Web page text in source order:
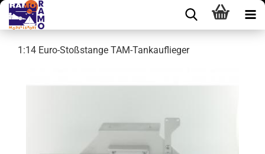
1:14 Euro-Stoßstange TAM-Tankauflieger